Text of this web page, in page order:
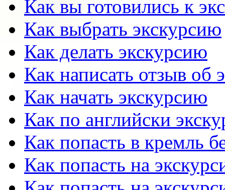
Как вы готовились к
Как выбрать экскурсию
Как делать экскурсию
Как написать отзыв об
Как начать экскурсию
Как по английски
Как попасть в кремль
Как попасть на